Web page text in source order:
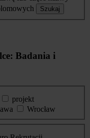
Szukaj
Badania i
projekt
Wrocław